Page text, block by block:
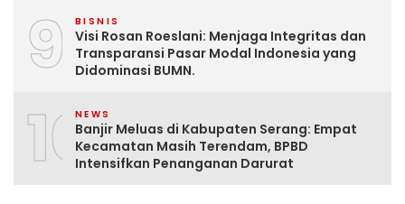
9 BISNIS
Visi Rosan Roeslani: Menjaga Integritas dan
Transparansi Pasar Modal Indonesia yang
Didominasi BUMN.
10NEWS
Banjir Meluas di Kabupaten Serang: Empat
Kecamatan Masih Terendam, BPBD
Intensifkan Penanganan Darurat